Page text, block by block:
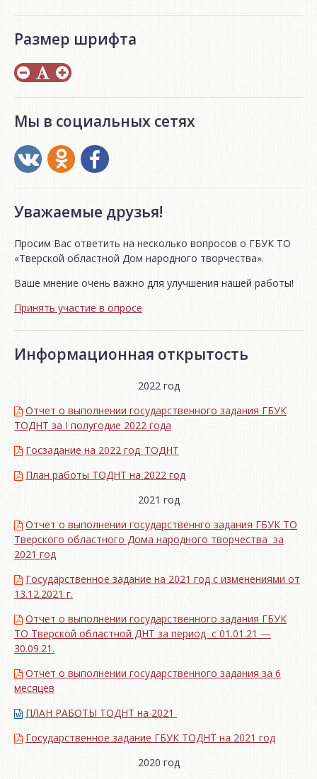
Размер шрифта
Мы в социальных сетях
Уважаемые друзья!
Просим Вас ответить на несколько вопросов о ГБУК ТО
«Тверской областной Дом народного творчества».
Ваше мнение очень важно для улучшения нашей работы!
Принять участие в опросе
Информационная открытость
2022 год
Отчет о выполнении государственного задания ГБУК
ТОДНТ за I полугодие 2022 года
Госзадание на 2022 год_ТОДНТ
План работы ТОДНТ на 2022 год
2021 год
Отчет о выполнении государственнго задания ГБУК ТО
Тверского областного Дома народного творчества за
2021 год
Государственное задание на 2021 год с изменениями от
13.12.2021 г.
Отчет о выполнении государственного задания ГБУК
ТО Тверской областной ДНТ за период с 01.01.21 —
30.09.21.
Отчет о выполнении государственного задания за 6
месяцев
ПЛАН РАБОТЫ ТОДНТ на 2021
Государственное задание ГБУК ТОДНТ на 2021 год
2020 год